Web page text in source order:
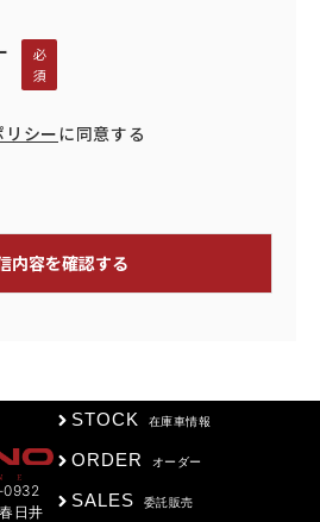
必
須
シーに同意する
日井
STOCK 在庫車情報
ORDER オーダー
SALES 委託販売